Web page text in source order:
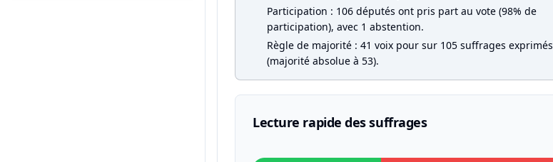
Participation : 106 députés ont pris part au vote (98% de
participation), avec 1 abstention.
Règle de majorité : 41 voix pour sur 105 suffrages exprimés
(majorité absolue à 53).
Lecture rapide des suffrages